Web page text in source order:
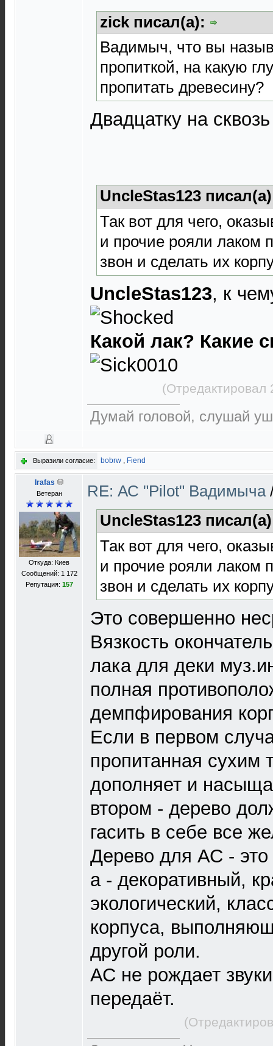
zick писал(а):
Вадимыч, что вы
пропиткой, на какую
пропитать древесину?
Двадцатку на
UncleStas123
Так вот для чего,
и прочие рояли лаком
звон и сделать их
UncleStas123, к
Какой лак? Какие
Думай головой, слушай
Выразили согласие: bobrw , Fiend
Irafas
Ветеран
Откуда: Киев
Сообщений: 1 172
Репутация: 157
RE: АС "Pilot" Вадимыча
UncleStas123
Так вот для чего,
и прочие рояли лаком
звон и сделать их
Это совершенно
Вязкость
лака для деки
полная
демпфирования
Если в первом
пропитанная сухим
дополняет и
втором - дерево
гасить в себе все
Дерево для АС - это
а - декоративный,
экологический,
корпуса,
другой роли.
АС не рождает
передаёт.